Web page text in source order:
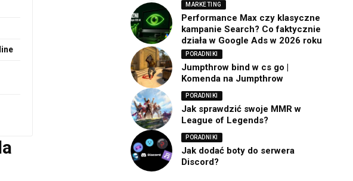
MARKETING
Performance Max czy klasyczne
kampanie Search? Co faktycznie
działa w Google Ads w 2026 roku
PORADNIKI
Jumpthrow bind w cs go |
Komenda na Jumpthrow
PORADNIKI
Jak sprawdzić swoje MMR w
League of Legends?
PORADNIKI
Jak dodać boty do serwera
Discord?